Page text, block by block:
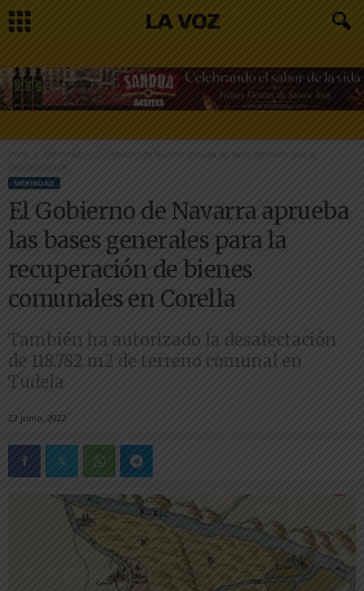
Inicio
El Gobierno de Navarra aprueba las bases generales para la
recuperación de...
MERINDAD
El Gobierno de Navarra aprueba
las bases generales para la
recuperación de bienes
comunales en Corella
También ha autorizado la desafectación
de 118.782 m2 de terreno comunal en
Tudela
22 junio, 2022